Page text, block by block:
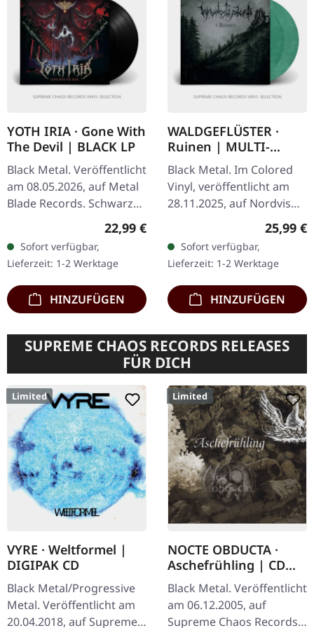
YOTH IRIA · Gone With
The Devil | BLACK LP
Black Metal. Veröffentlicht
am 08.05.2026, auf Metal
Blade Records. Schwarzes
Vinyl im Standard-Cover
mit Insert und Download-
Karte. 180g-Vinyl. Was…
Regulärer Preis:
22,99 €
Sofort verfügbar,
Lieferzeit: 1-2 Werktage
HINZUFÜGEN
WALDGEFLÜSTER ·
Ruinen | MULTI-
COLORED 2LP
Black Metal. Im Colored
Vinyl, veröffentlicht am
28.11.2025, auf Nordvis
Produktion. Mehrfarbiges
Doppel-Vinyl im Gatefold-
Cover. Fast ein Jahrzehnt…
25,99 €
Sofort verfügbar,
Lieferzeit: 1-2 Werktage
HINZUFÜGEN
SUPREME CHAOS RECORDS RELEASES
FÜR DICH
Limited
VYRE · Weltformel |
DIGIPAK CD
Black Metal/Progressive
Metal. Veröffentlicht am
20.04.2018, auf Supreme
Limited
NOCTE OBDUCTA ·
Aschefrühling | CD
SINGLE
Black Metal. Veröffentlicht
am 06.12.2005, auf
Supreme Chaos Records.